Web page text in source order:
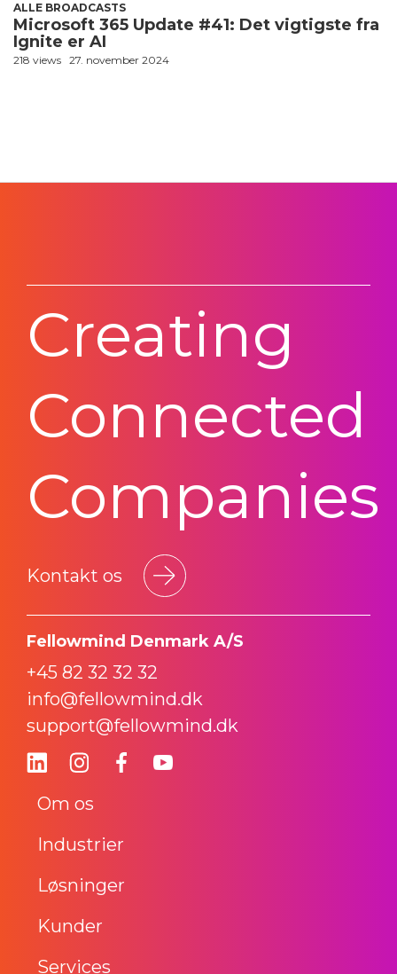
ALLE BROADCASTS
Microsoft 365 Update #41: Det vigtigste fra
Ignite er AI
218 views 27. november 2024
Creating
Connected
Companies
Kontakt os
Fellowmind Denmark A/S
+45 82 32 32 32
info@fellowmind.dk
support@fellowmind.dk
Om os
Industrier
Løsninger
Kunder
Services